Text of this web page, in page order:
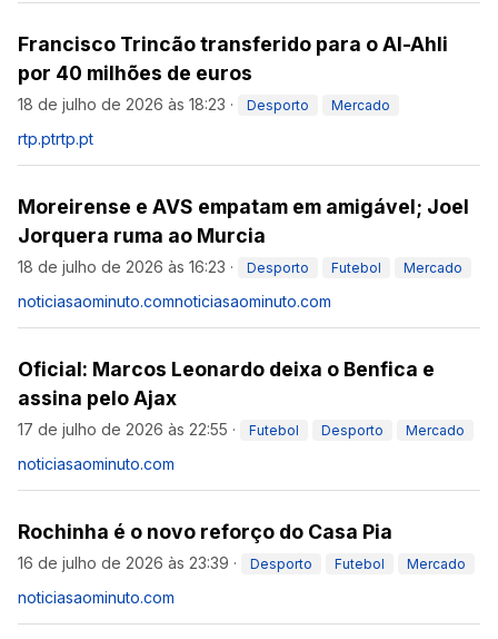
Francisco Trincão transferido para o Al-Ahli
por 40 milhões de euros
18 de julho de 2026 às 18:23 · Desporto Mercado
rtp.ptrtp.pt
Moreirense e AVS empatam em amigável; Joel
Jorquera ruma ao Murcia
18 de julho de 2026 às 16:23 · Desporto Futebol Mercado
noticiasaominuto.comnoticiasaominuto.com
Oficial: Marcos Leonardo deixa o Benfica e
assina pelo Ajax
17 de julho de 2026 às 22:55 · Futebol Desporto Mercado
noticiasaominuto.com
Rochinha é o novo reforço do Casa Pia
16 de julho de 2026 às 23:39 · Desporto Futebol Mercado
noticiasaominuto.com